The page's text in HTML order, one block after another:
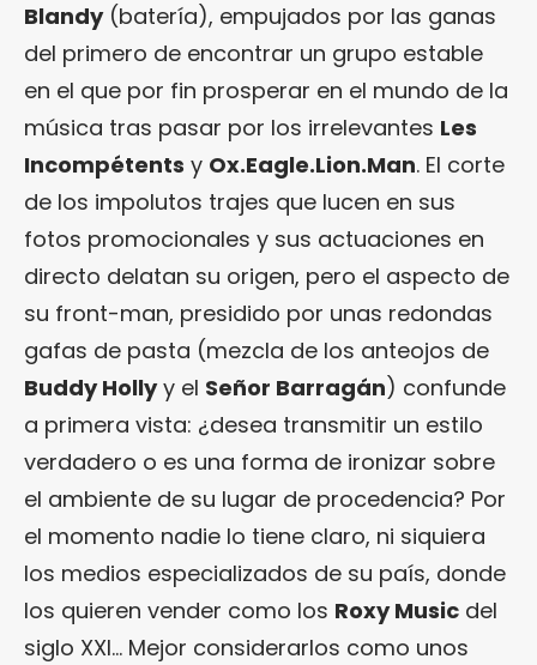
Blandy(batería), empujados por las ganas
del primero de encontrar un grupo estable
en el que por fin prosperar en el mundo de la
música tras pasar por los irrelevantes Les
Incompétents y Ox.Eagle.Lion.Man. El corte
de los impolutos trajes que lucen en sus
fotos promocionales y sus actuaciones en
directo delatan su origen, pero el aspecto de
su front-man, presidido por unas redondas
gafas de pasta (mezcla de los anteojos de
Buddy Hollyy el Señor Barragán) confunde
a primera vista: ¿desea transmitir un estilo
verdadero o es una forma de ironizar sobre
el ambiente de su lugar de procedencia? Por
el momento nadie lo tiene claro, ni siquiera
los medios especializados de su país, donde
los quieren vender como los Roxy Music del
siglo XXI… Mejor considerarlos como unos